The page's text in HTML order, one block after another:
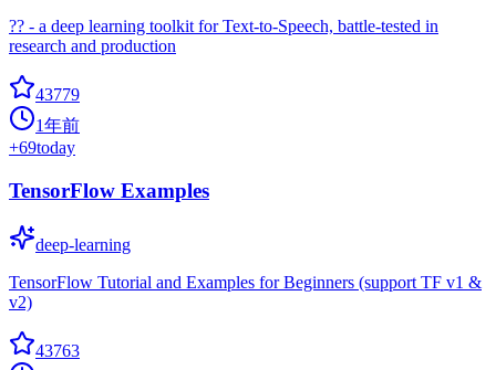
?? - a deep learning toolkit for Text-to-Speech, battle-tested in
research and production
43779
1年前
+69today
TensorFlow Examples
deep-learning
TensorFlow Tutorial and Examples for Beginners (support TF v1 &
v2)
43763